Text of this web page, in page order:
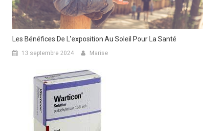
Les Bénéfices De L’exposition Au Soleil Pour La Santé
13 septembre 2024 Marise